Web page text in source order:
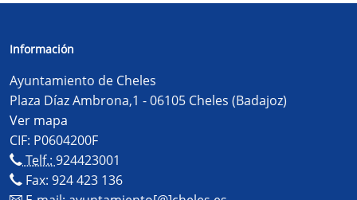
Información
Ayuntamiento de Cheles
Plaza Díaz Ambrona,1 - 06105 Cheles (Badajoz)
Ver mapa
CIF: P0604200F
Telf.: 924423001
Fax: 924 423 136